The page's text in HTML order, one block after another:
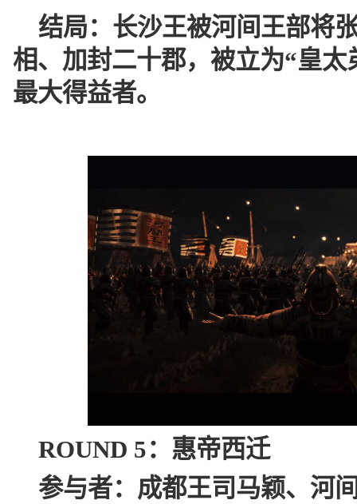
结局： 长沙王被河间王部将
相、加封二十郡，被立为“皇
最大得益者。
ROUND 5： 惠帝西迁
参与者： 成都王司马颖、河